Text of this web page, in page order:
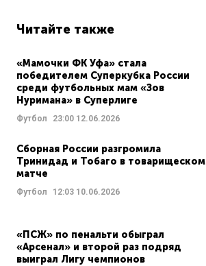
Читайте также
«Мамочки ФК Уфа» стала
победителем Суперкубка России
среди футбольных мам «Зов
Нуримана» в Суперлиге
Футбол 23:00 12.06.2026
Сборная России разгромила
Тринидад и Тобаго в товарищеском
матче
Футбол 12:03 10.06.2026
«ПСЖ» по пенальти обыграл
«Арсенал» и второй раз подряд
выиграл Лигу чемпионов